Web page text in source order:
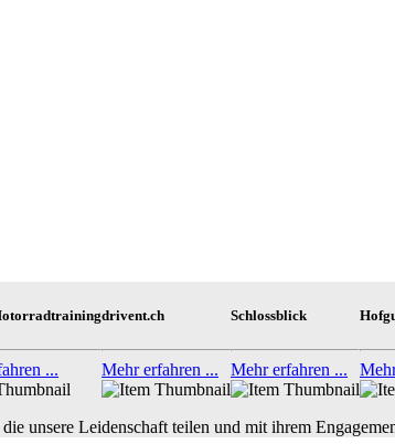
...
drivent.ch
Mehr erfahren ...
Schlossblick
Mehr erfahren ...
unsere Leidenschaft teilen und mit ihrem